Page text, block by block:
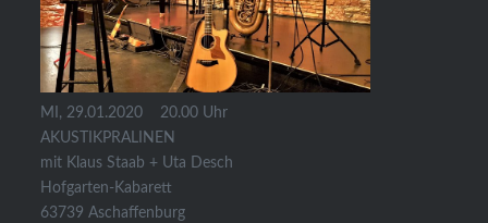
MI, 29.01.2020 20.00 Uhr
AKUSTIKPRALINEN
mit Klaus Staab + Uta Desch
Hofgarten-Kabarett
63739 Aschaffenburg